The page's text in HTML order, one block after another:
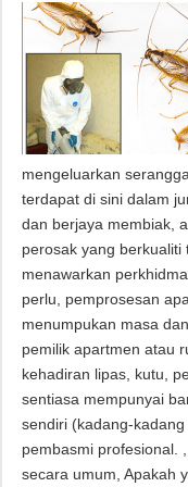
mengeluarkan
terdapat di sini dalam
dan berjaya membiak,
perosak yang
menawarkan
perlu, pemprosesan
menumpukan masa
pemilik apartmen atau
kehadiran lipas, kutu,
sentiasa mempunyai
sendiri (kadang-
pembasmi profesional.
secara umum, Apakah